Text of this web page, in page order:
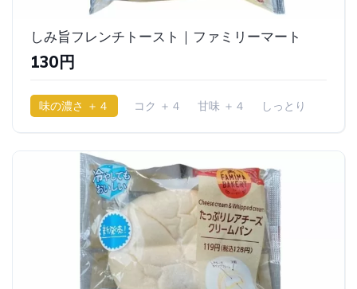
しみ旨フレンチトースト｜ファミリーマート
130円
味の濃さ ＋４ コク ＋４ 甘味 ＋４ しっとり